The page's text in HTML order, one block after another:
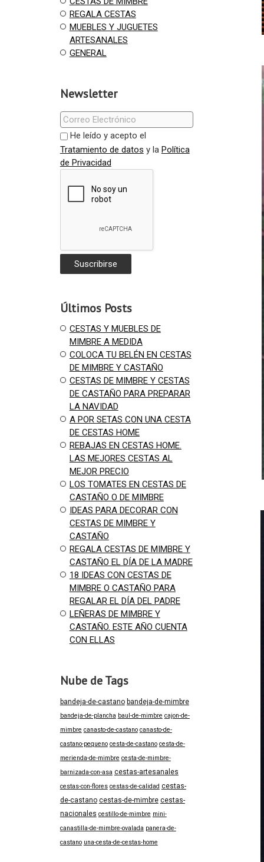
REGALA CESTAS
MUEBLES Y JUGUETES
ARTESANALES
GENERAL
Newsletter
He leído y acepto el
Tratamiento de datos y la Política
de Privacidad
Últimos Posts
CESTAS Y MUEBLES DE
MIMBRE A MEDIDA
COLOCA TU BELÉN EN CESTAS
DE MIMBRE Y CASTAÑO
CESTAS DE MIMBRE Y CESTAS
DE CASTAÑO PARA PREPARAR
LA NAVIDAD
A POR SETAS CON UNA CESTA
DE CESTAS HOME
REBAJAS EN CESTAS HOME.
LAS MEJORES CESTAS AL
MEJOR PRECIO
LOS TOMATES EN CESTAS DE
CASTAÑO O DE MIMBRE
IDEAS PARA DECORAR CON
CESTAS DE MIMBRE Y
CASTAÑO
REGALA CESTAS DE MIMBRE Y
CASTAÑO EL DÍA DE LA MADRE
18 IDEAS CON CESTAS DE
MIMBRE O CASTAÑO PARA
REGALAR EL DÍA DEL PADRE
LEÑERAS DE MIMBRE Y
CASTAÑO. ESTE AÑO CUENTA
CON ELLAS
Nube de Tags
bandeja-de-castano bandeja-de-mimbre
bandeja-de-plancha baul-de-mimbre cajon-de-
mimbre canasto-de-castano canasto-de-
castano-pequeno cesta-de-castano cesta-de-
merienda-de-mimbre cesta-de-mimbre-
barnizada-con-asa cestas-artesanales
cestas-con-flores cestas-de-calidad cestas-
de-castano cestas-de-mimbre cestas-
nacionales cestillo-de-mimbre mini-
canastilla-de-mimbre-ovalada panera-de-
castano una-cesta-de-cestas-home